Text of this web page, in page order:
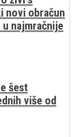
novi obračun
najmračnije
šest
više od